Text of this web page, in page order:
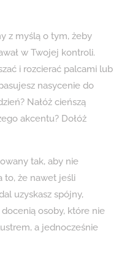
z myślą o tym, żeby
w Twojej kontroli.
i rozcierać palcami lub
nasycenie do
Nałóż cieńszą
akcentu? Dołóż
tak, aby nie
to, że nawet jeśli
uzyskasz spójny,
osoby, które nie
a jednocześnie